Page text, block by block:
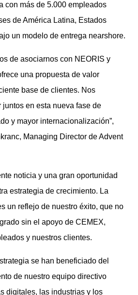
con más de 5.000 empleados
de América Latina, Estados
un modelo de entrega nearshore.
de asociarnos con NEORIS y
una propuesta de valor
base de clientes. Nos
en esta nueva fase de
y mayor internacionalización”,
Managing Director de Advent
noticia y una gran oportunidad
estrategia de crecimiento. La
un reflejo de nuestro éxito, que no
sin el apoyo de CEMEX,
y nuestros clientes.
se han beneficiado del
de nuestro equipo directivo
digitales, las industrias y los